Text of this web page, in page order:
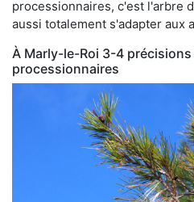
processionnaires, c'est l'arbre
aussi totalement s'adapter aux
À Marly-le-Roi 3-4
processionnaires